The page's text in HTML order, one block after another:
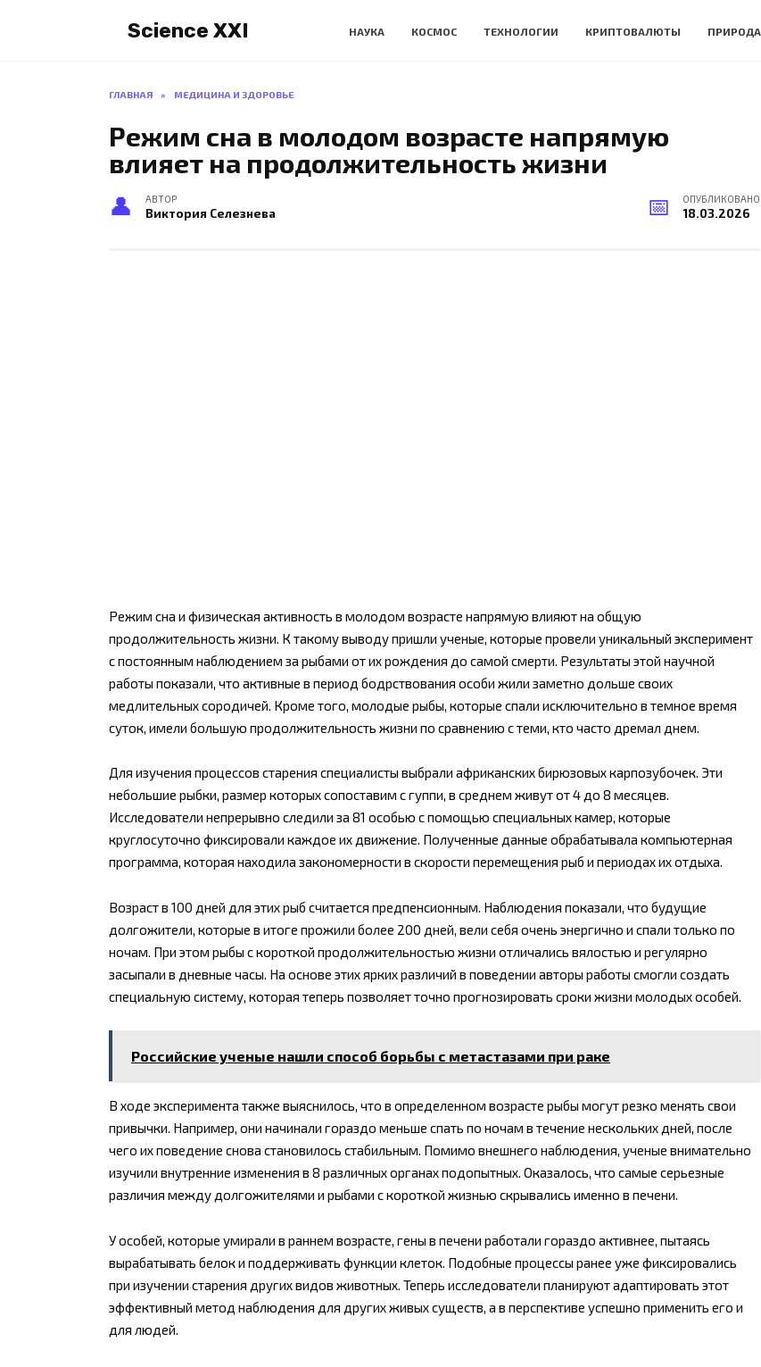
Science XXI НАУКА КОСМОС ТЕХНОЛОГИИ КРИПТОВАЛЮТЫ ПРИРОДА
ГЛАВНАЯ » МЕДИЦИНА И ЗДОРОВЬЕ
Режим сна в молодом возрасте напрямую
влияет на продолжительность жизни
АВТОР
Виктория Селезнева
ОПУБЛИКОВАНО
18.03.2026
Режим сна и физическая активность в молодом возрасте напрямую влияют на общую
продолжительность жизни. К такому выводу пришли ученые, которые провели уникальный эксперимент
с постоянным наблюдением за рыбами от их рождения до самой смерти. Результаты этой научной
работы показали, что активные в период бодрствования особи жили заметно дольше своих
медлительных сородичей. Кроме того, молодые рыбы, которые спали исключительно в темное время
суток, имели большую продолжительность жизни по сравнению с теми, кто часто дремал днем.
Для изучения процессов старения специалисты выбрали африканских бирюзовых карпозубочек. Эти
небольшие рыбки, размер которых сопоставим с гуппи, в среднем живут от 4 до 8 месяцев.
Исследователи непрерывно следили за 81 особью с помощью специальных камер, которые
круглосуточно фиксировали каждое их движение. Полученные данные обрабатывала компьютерная
программа, которая находила закономерности в скорости перемещения рыб и периодах их отдыха.
Возраст в 100 дней для этих рыб считается предпенсионным. Наблюдения показали, что будущие
долгожители, которые в итоге прожили более 200 дней, вели себя очень энергично и спали только по
ночам. При этом рыбы с короткой продолжительностью жизни отличались вялостью и регулярно
засыпали в дневные часы. На основе этих ярких различий в поведении авторы работы смогли создать
специальную систему, которая теперь позволяет точно прогнозировать сроки жизни молодых особей.
Российские ученые нашли способ борьбы с метастазами при раке
В ходе эксперимента также выяснилось, что в определенном возрасте рыбы могут резко менять свои
привычки. Например, они начинали гораздо меньше спать по ночам в течение нескольких дней, после
чего их поведение снова становилось стабильным. Помимо внешнего наблюдения, ученые внимательно
изучили внутренние изменения в 8 различных органах подопытных. Оказалось, что самые серьезные
различия между долгожителями и рыбами с короткой жизнью скрывались именно в печени.
У особей, которые умирали в раннем возрасте, гены в печени работали гораздо активнее, пытаясь
вырабатывать белок и поддерживать функции клеток. Подобные процессы ранее уже фиксировались
при изучении старения других видов животных. Теперь исследователи планируют адаптировать этот
эффективный метод наблюдения для других живых существ, а в перспективе успешно применить его и
для людей.